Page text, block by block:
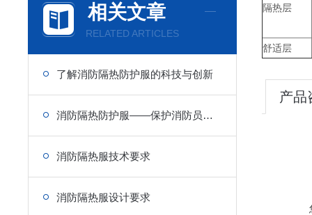
相关文章
RELATED ARTICLES
了解消防隔热防护服的科技与创新
消防隔热防护服——保护消防员的生命安全
消防隔热服技术要求
消防隔热服设计要求
隔热层
舒适层
产品